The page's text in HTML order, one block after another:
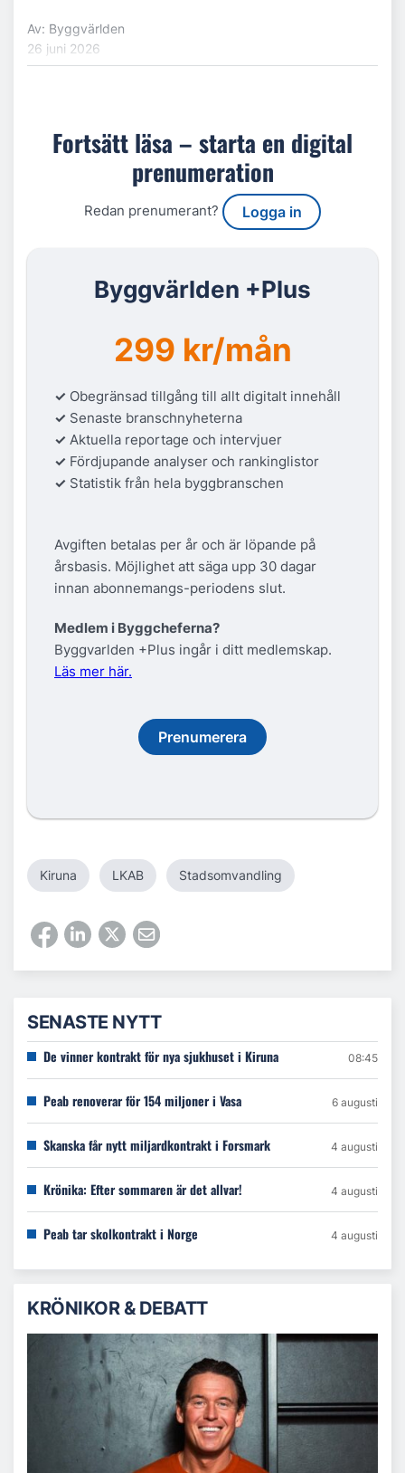
Av: Byggvärlden
26 juni 2026
Fortsätt läsa – starta en digital
prenumeration
Redan prenumerant? Logga in
Byggvärlden +Plus
299 kr/mån
✓ Obegränsad tillgång till allt digitalt innehåll
✓ Senaste branschnyheterna
✓ Aktuella reportage och intervjuer
✓ Fördjupande analyser och rankinglistor
✓ Statistik från hela byggbranschen
Avgiften betalas per år och är löpande på
årsbasis. Möjlighet att säga upp 30 dagar
innan abonnemangs-periodens slut.
Medlem i Byggcheferna?
Byggvarlden +Plus ingår i ditt medlemskap.
Läs mer här.
Prenumerera
Kiruna LKAB Stadsomvandling
SENASTE NYTT
De vinner kontrakt för nya sjukhuset i Kiruna 08:45
Peab renoverar för 154 miljoner i Vasa 6 augusti
Skanska får nytt miljardkontrakt i Forsmark 4 augusti
Krönika: Efter sommaren är det allvar! 4 augusti
Peab tar skolkontrakt i Norge 4 augusti
KRÖNIKOR & DEBATT